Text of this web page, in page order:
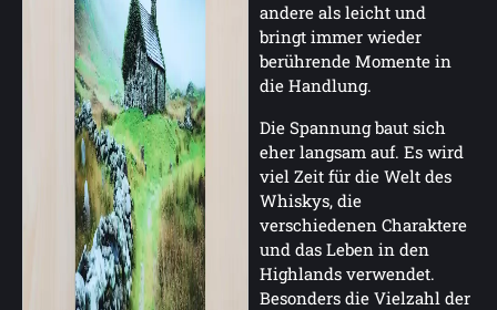
andere als leicht und
bringt immer wieder
berührende Momente in
die Handlung.
Die Spannung baut sich
eher langsam auf. Es wird
viel Zeit für die Welt des
Whiskys, die
verschiedenen Charaktere
und das Leben in den
Highlands verwendet.
Besonders die Vielzahl der